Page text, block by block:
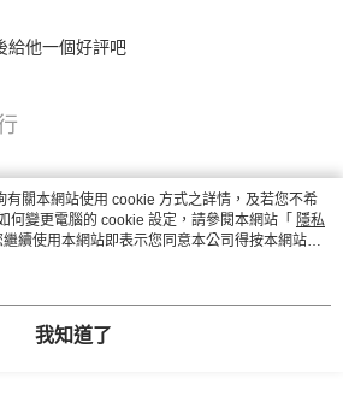
給他一個好評吧
關本網站使用 cookie 方式之詳情，及若您不希
何變更電腦的 cookie 設定，請參閱本網站「 隱私
續使用本網站即表示您同意本公司得按本網站使
。
我知道了